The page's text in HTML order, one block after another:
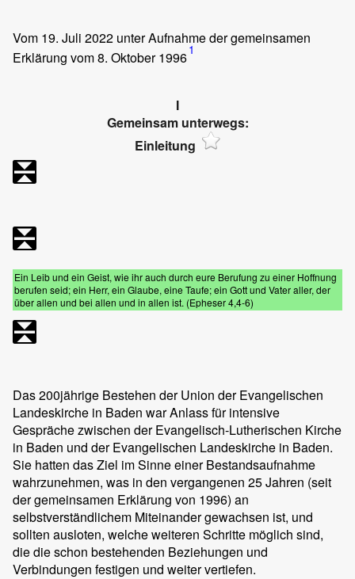
Vom 19. Juli 2022 unter Aufnahme der gemeinsamen
Erklärung vom 8. Oktober 19961
I
Gemeinsam unterwegs:
Einleitung
Ein Leib und ein Geist, wie ihr auch durch eure Berufung zu einer Hoffnung
berufen seid; ein Herr, ein Glaube, eine Taufe; ein Gott und Vater aller, der
über allen und bei allen und in allen ist. (Epheser 4,4-6)
Das 200jährige Bestehen der Union der Evangelischen
Landeskirche in Baden war Anlass für intensive
Gespräche zwischen der Evangelisch-Lutherischen Kirche
in Baden und der Evangelischen Landeskirche in Baden.
Sie hatten das Ziel im Sinne einer Bestandsaufnahme
wahrzunehmen, was in den vergangenen 25 Jahren (seit
der gemeinsamen Erklärung von 1996) an
selbstverständlichem Miteinander gewachsen ist, und
sollten ausloten, welche weiteren Schritte möglich sind,
die die schon bestehenden Beziehungen und
Verbindungen festigen und weiter vertiefen.